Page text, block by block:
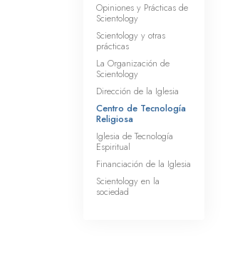
Opiniones y Prácticas de
Scientology
Scientology y otras
prácticas
La Organización de
Scientology
Dirección de la Iglesia
Centro de Tecnología
Religiosa
Iglesia de Tecnología
Espiritual
Financiación de la Iglesia
Scientology en la
sociedad